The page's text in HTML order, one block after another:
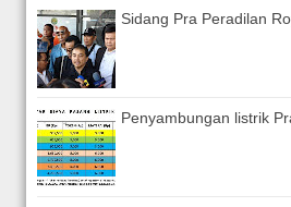
Sidang Pra Peradilan
Penyambungan listrik